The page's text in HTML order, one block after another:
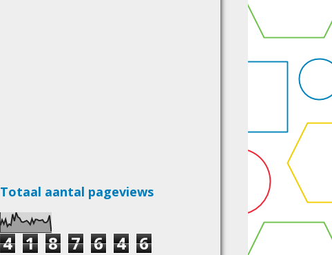
Totaal aantal pageviews
4 1 8 7 6 4 6